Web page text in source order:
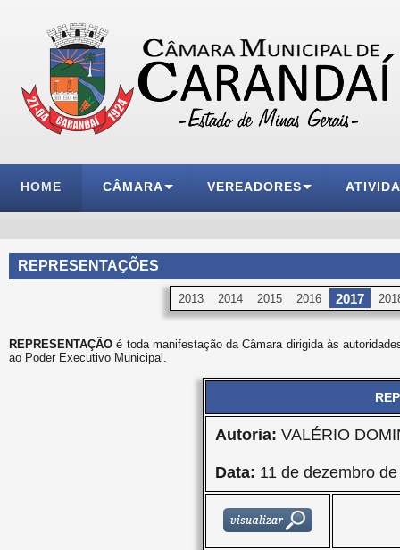
HOME CÂMARA VEREADORES
REPRESENTAÇÕES
2013 2014 2015 2016 2017
REPRESENTAÇÃO é toda manifestação da Câmara dirigida às
ao Poder Executivo Municipal.
Autoria: VALÉRIO
Data: 11 de dezembro